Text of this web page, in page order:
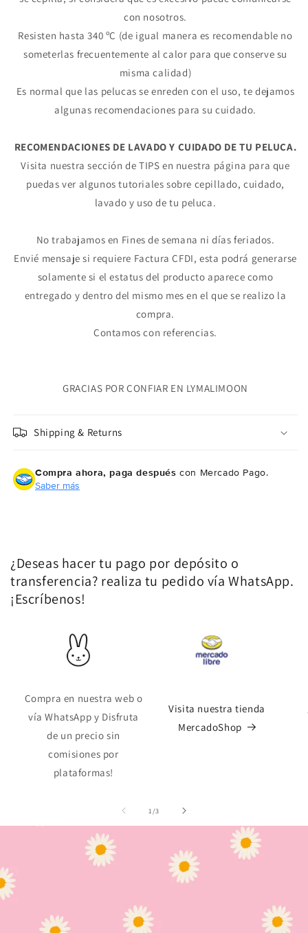
con nosotros.
Resisten hasta 340 ºC (de igual manera es recomendable no
someterlas frecuentemente al calor para que conserve su
misma calidad)
Es normal que las pelucas se enreden con el uso, te dejamos
algunas recomendaciones para su cuidado.
RECOMENDACIONES DE LAVADO Y CUIDADO DE TU PELUCA.
Visita nuestra sección de TIPS en nuestra página para que
puedas ver algunos tutoriales sobre cepillado, cuidado,
lavado y uso de tu peluca.
No trabajamos en Fines de semana ni días feriados.
Envié mensaje si requiere Factura CFDI, esta podrá generarse
solamente si el estatus del producto aparece como
entregado y dentro del mismo mes en el que se realizo la
compra.
Contamos con referencias.
GRACIAS POR CONFIAR EN LYMALIMOON
Shipping & Returns
Compra ahora, paga después con Mercado Pago.
Saber más
¿Deseas hacer tu pago por depósito o
transferencia? realiza tu pedido vía WhatsApp.
¡Escríbenos!
Compra en nuestra web o
vía WhatsApp y Disfruta
de un precio sin
comisiones por
plataformas!
Visita nuestra tienda
MercadoShop
1 /de
3
Agrega tu producto al carrito y
pagar con Meses sin Tarjeta.
2 En tu cuenta de Mercado Pago,
la cantidad de mesesy confirma.
Paga mes a mes con saldo disponible,
Crédito sujeto a aprobación.